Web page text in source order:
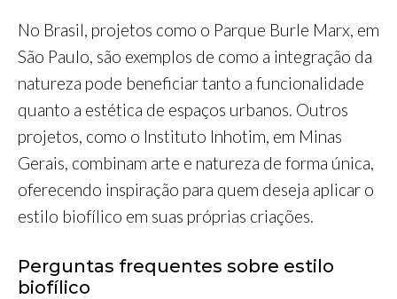
No Brasil, projetos como o Parque Burle Marx, em
São Paulo, são exemplos de como a integração da
natureza pode beneficiar tanto a funcionalidade
quanto a estética de espaços urbanos. Outros
projetos, como o Instituto Inhotim, em Minas
Gerais, combinam arte e natureza de forma única,
oferecendo inspiração para quem deseja aplicar o
estilo biofílico em suas próprias criações.
Perguntas frequentes sobre estilo
biofílico